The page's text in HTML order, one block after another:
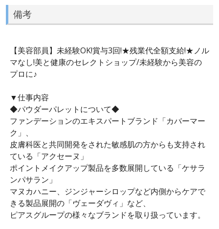
備考
【美容部員】未経験OK!賞与3回!★残業代全額支給!★ノル
マなし!美と健康のセレクトショップ/未経験から美容の
プロに♪
▼仕事内容
◆パウダーパレットについて◆
ファンデーションのエキスパートブランド「カバーマー
ク」、
皮膚科医と共同開発をされた敏感肌の方からも支持され
ている「アクセーヌ」
ポイントメイクアップ製品を多数展開している「ケサラ
ンパサラン」
マヌカハニー、ジンジャーシロップなど内側からケアで
きる製品展開の「ヴェーダヴィ」など、
ピアスグループの様々なブランドを取り扱っています。